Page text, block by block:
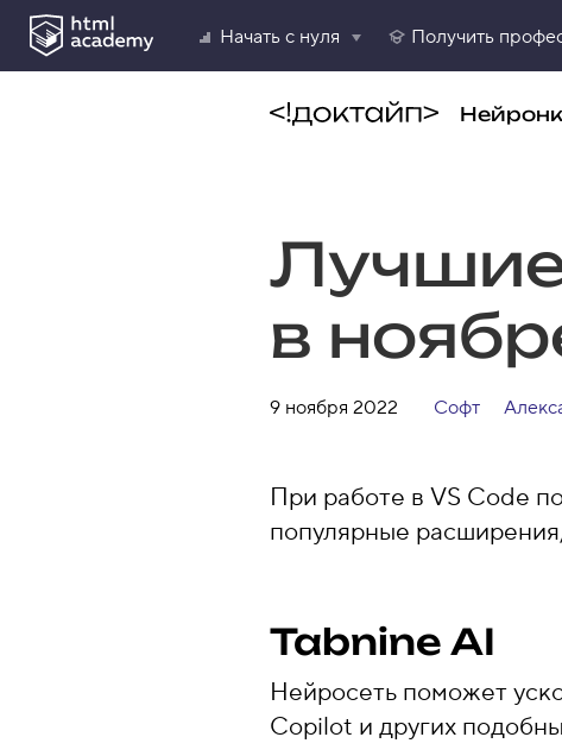
Начать с нуля Получить
в
9 ноября 2022 Софт
При работе в VS Code
популярные
Tabnine AI
Нейросеть поможет
Copilot и других